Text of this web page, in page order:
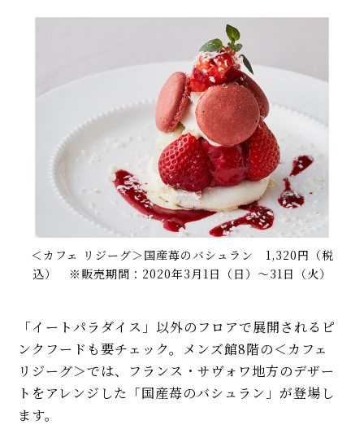
＜カフェ リジーグ＞国産苺のバシュラン 1,320円（税
込） ※販売期間：2020年3月1日（日）〜31日（火）
「イートパラダイス」以外のフロアで展開されるピ
ンクフードも要チェック。メンズ館8階の＜カフェ
リジーグ＞では、フランス・サヴォワ地方のデザー
トをアレンジした「国産苺のバシュラン」が登場し
ます。